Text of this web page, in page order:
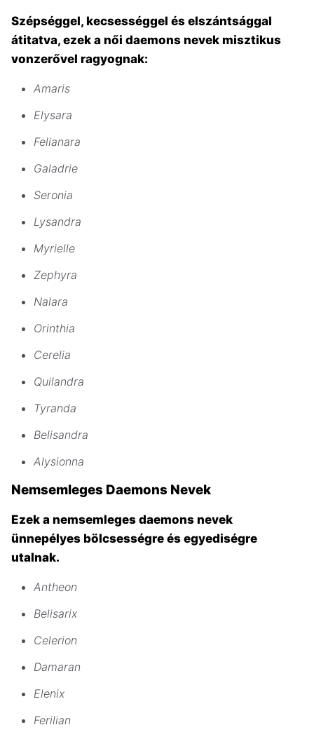
Szépséggel, kecsességgel és elszántsággal
átitatva, ezek a női daemons nevek misztikus
vonzerővel ragyognak:
Amaris
Elysara
Felianara
Galadrie
Seronia
Lysandra
Myrielle
Zephyra
Nalara
Orinthia
Cerelia
Quilandra
Tyranda
Belisandra
Alysionna
Nemsemleges Daemons Nevek
Ezek a nemsemleges daemons nevek
ünnepélyes bölcsességre és egyediségre
utalnak.
Antheon
Belisarix
Celerion
Damaran
Elenix
Ferilian